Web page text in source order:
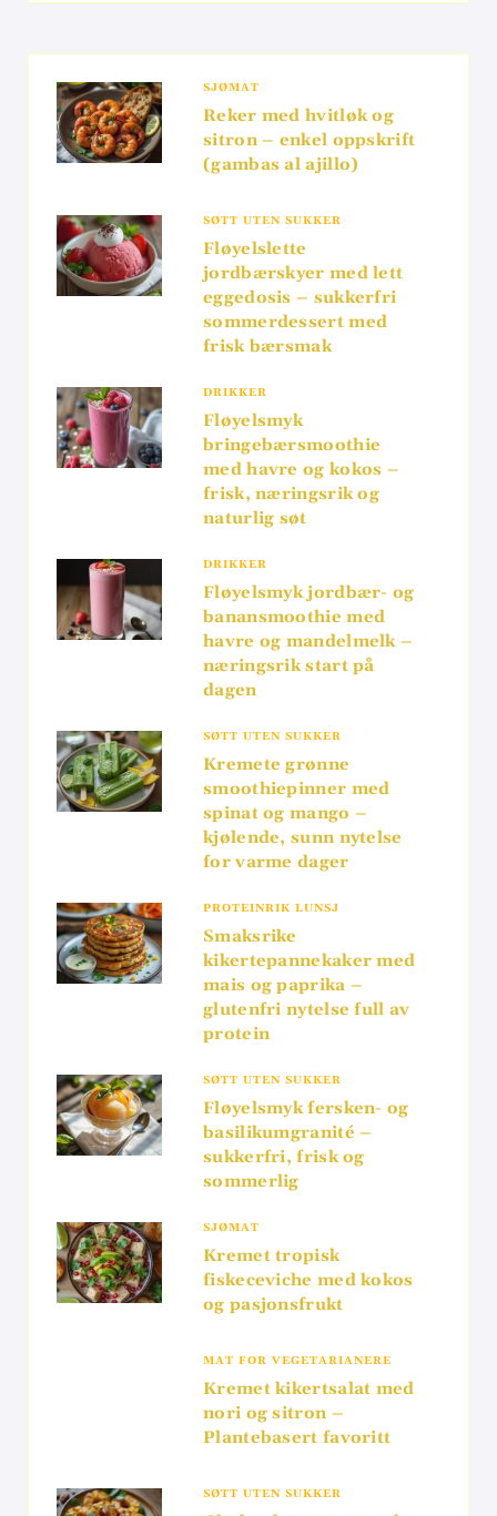
SJØMAT
Reker med hvitløk og
sitron – enkel oppskrift
(gambas al ajillo)
SØTT UTEN SUKKER
Fløyelslette
jordbærskyer med lett
eggedosis – sukkerfri
sommerdessert med
frisk bærsmak
DRIKKER
Fløyelsmyk
bringebærsmoothie
med havre og kokos –
frisk, næringsrik og
naturlig søt
DRIKKER
Fløyelsmyk jordbær- og
banansmoothie med
havre og mandelmelk –
næringsrik start på
dagen
SØTT UTEN SUKKER
Kremete grønne
smoothiepinner med
spinat og mango –
kjølende, sunn nytelse
for varme dager
PROTEINRIK LUNSJ
Smaksrike
kikertepannekaker med
mais og paprika –
glutenfri nytelse full av
protein
SØTT UTEN SUKKER
Fløyelsmyk fersken- og
basilikumgranité –
sukkerfri, frisk og
sommerlig
SJØMAT
Kremet tropisk
fiskeceviche med kokos
og pasjonsfrukt
MAT FOR VEGETARIANERE
Kremet kikertsalat med
nori og sitron –
Plantebasert favoritt
SØTT UTEN SUKKER